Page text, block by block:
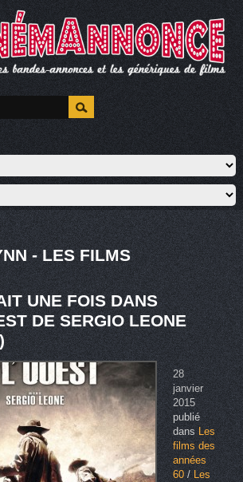
- LES FILMS
UNE FOIS DANS
DE SERGIO LEONE
28
janvier
2015
publié
dansLes
films des
années
60/ Les